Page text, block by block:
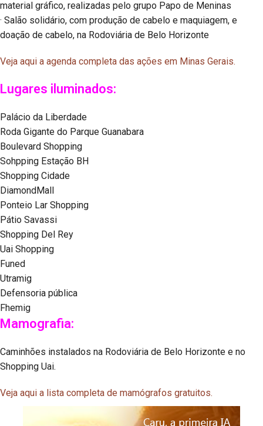
material gráfico, realizadas pelo grupo Papo de Meninas
· Salão solidário, com produção de cabelo e maquiagem, e
doação de cabelo, na Rodoviária de Belo Horizonte
Veja aqui a agenda completa das ações em Minas Gerais.
Lugares iluminados:
Palácio da Liberdade
Roda Gigante do Parque Guanabara
Boulevard Shopping
Sohpping Estação BH
Shopping Cidade
DiamondMall
Ponteio Lar Shopping
Pátio Savassi
Shopping Del Rey
Uai Shopping
Funed
Utramig
Defensoria pública
Fhemig
Mamografia:
Caminhões instalados na Rodoviária de Belo Horizonte e no
Shopping Uai.
Veja aqui a lista completa de mamógrafos gratuitos.